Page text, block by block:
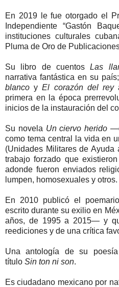
En 2019 le fue otorgado el
Independiente “Gastón
instituciones culturales
Pluma de Oro de
Su libro de cuentosLas
narrativa fantástica en su
blanco yEl corazón del rey
primera en la época
inicios de la instauración del
Su novela Un ciervo herido
como tema central la vida en
(Unidades Militares de
trabajo forzado que
adonde fueron enviados
lumpen, homosexuales y otros.
En 2010 publicó el
escrito durante su exilio en
años, de 1995 a 2015— y
reediciones y de una crítica
Una antología de su
título Sin ton ni son.
Es ciudadano mexicano por